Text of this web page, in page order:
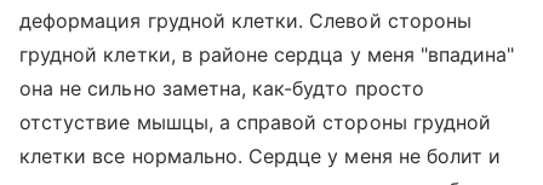
деформация грудной клетки. Слевой стороны
грудной клетки, в районе сердца у меня "впадина"
она не сильно заметна, как-будто просто
отстуствие мышцы, а справой стороны грудной
клетки все нормально. Сердце у меня не болит и